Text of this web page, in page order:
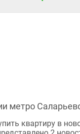
метро
квартиру в